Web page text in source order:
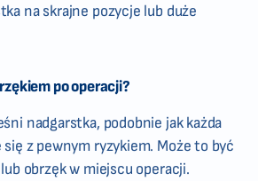
na skrajne pozycje lub duże
po operacji?
nadgarstka, podobnie jak każda
się z pewnym ryzykiem. Może to być
obrzęk w miejscu operacji.